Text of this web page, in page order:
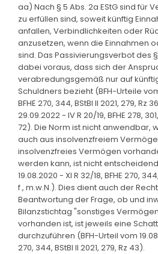
aa) Nach § 5 Abs. 2a EStG sind für
zu erfüllen sind, soweit künftig
anfallen, Verbindlichkeiten oder
anzusetzen, wenn die Einnahmen
sind. Das Passivierungsverbot des
dabei voraus, dass sich der
verabredungsgemäß nur auf
Schuldners bezieht (BFH-Urteile
BFHE 270, 344, BStBl II 2021, 279, Rz
29.09.2022 - IV R 20/19, BFHE 278,
72). Die Norm ist nicht anwendbar,
auch aus insolvenzfreiem
insolvenzfreies Vermögen
werden kann, ist nicht
19.08.2020 - XI R 32/18, BFHE 270,
f., m.w.N.). Dies dient auch der
Beantwortung der Frage, ob und
Bilanzstichtag "sonstiges
vorhanden ist, ist jeweils eine
durchzuführen (BFH-Urteil vom
270, 344, BStBl II 2021, 279, Rz 43).